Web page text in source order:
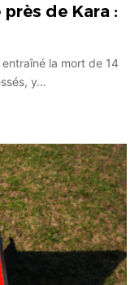
de Kara :
la mort de 14
y…